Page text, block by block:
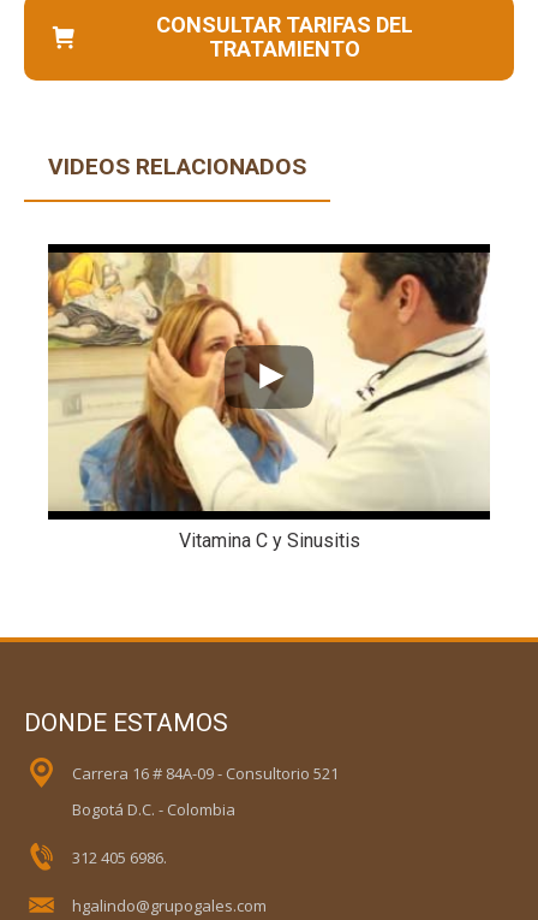
CONSULTAR TARIFAS DEL
TRATAMIENTO
VIDEOS RELACIONADOS
Vitamina C y Sinusitis
DONDE ESTAMOS
Carrera 16 # 84A-09 - Consultorio 521
Bogotá D.C. - Colombia
312 405 6986.
hgalindo@grupogales.com